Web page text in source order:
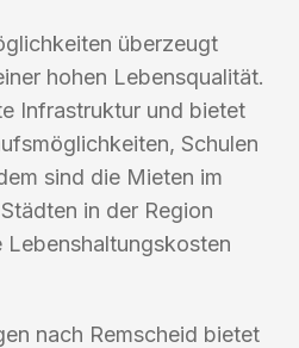
überzeugt
hohen Lebensqualität.
Infrastruktur und bietet
Schulen
sind die Mieten im
in der Region
nach Remscheid bietet